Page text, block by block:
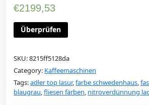
€2199,53
Überprüfen
SKU:8215ff5128da
Category: Kaffeemaschinen
Tags:adler top lasur,farbe schwedenhaus,
blaugrau,fliesen färben, nitroverdünnung